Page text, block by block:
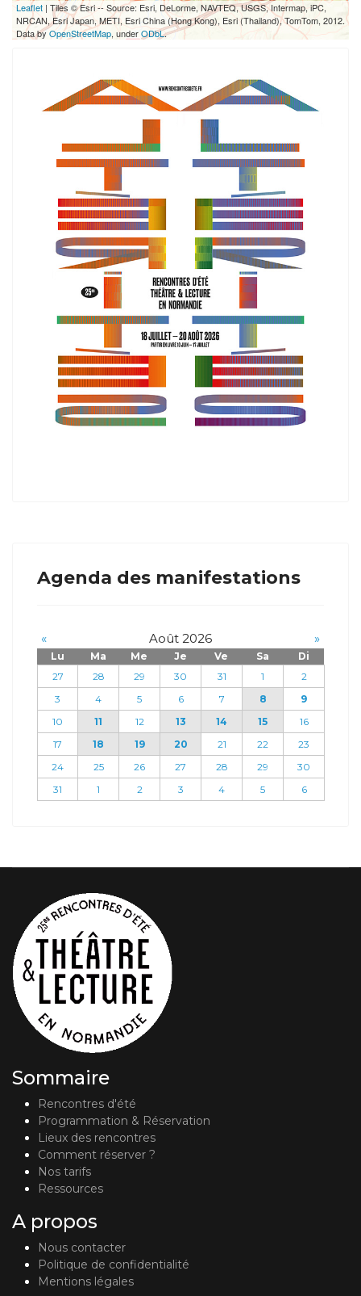
Leaflet | Tiles © Esri -- Source: Esri, DeLorme, NAVTEQ, USGS, Intermap, iPC,
NRCAN, Esri Japan, METI, Esri China (Hong Kong), Esri (Thailand), TomTom, 2012.
Data byOpenStreetMap, underODbL.
Agenda des manifestations
« Août 2026 »
Lu Ma Me Je Ve Sa
Di
27
28 29 30 31 1
2
3
4 5 6 7 8
9
10
11 12 13 14 15
16
17
18 19 20 21 22
23
24
25 26 27 28 29
30
31
1 2 3 4 5 6
Sommaire
Rencontres d'été
Programmation & Réservation
Lieux des rencontres
Comment réserver ?
Nos tarifs
Ressources
A propos
Nous contacter
Politique de confidentialité
Mentions légales